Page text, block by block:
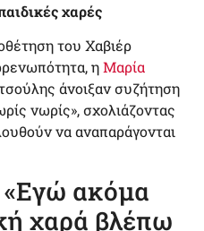
χαρές
του Χαβιέρ
ηΜαρία
άνοιξαν συζήτηση
νωρίς», σχολιάζοντας
να αναπαράγονται
ακόμα
χαρά βλέπω